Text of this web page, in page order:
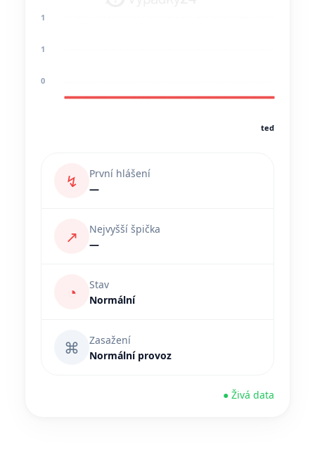
1
1
0
teď
↯
První hlášení
—
↗
Nejvyšší špička
—
◔
Stav
Normální
⌘
Zasažení
Normální provoz
● Živá data